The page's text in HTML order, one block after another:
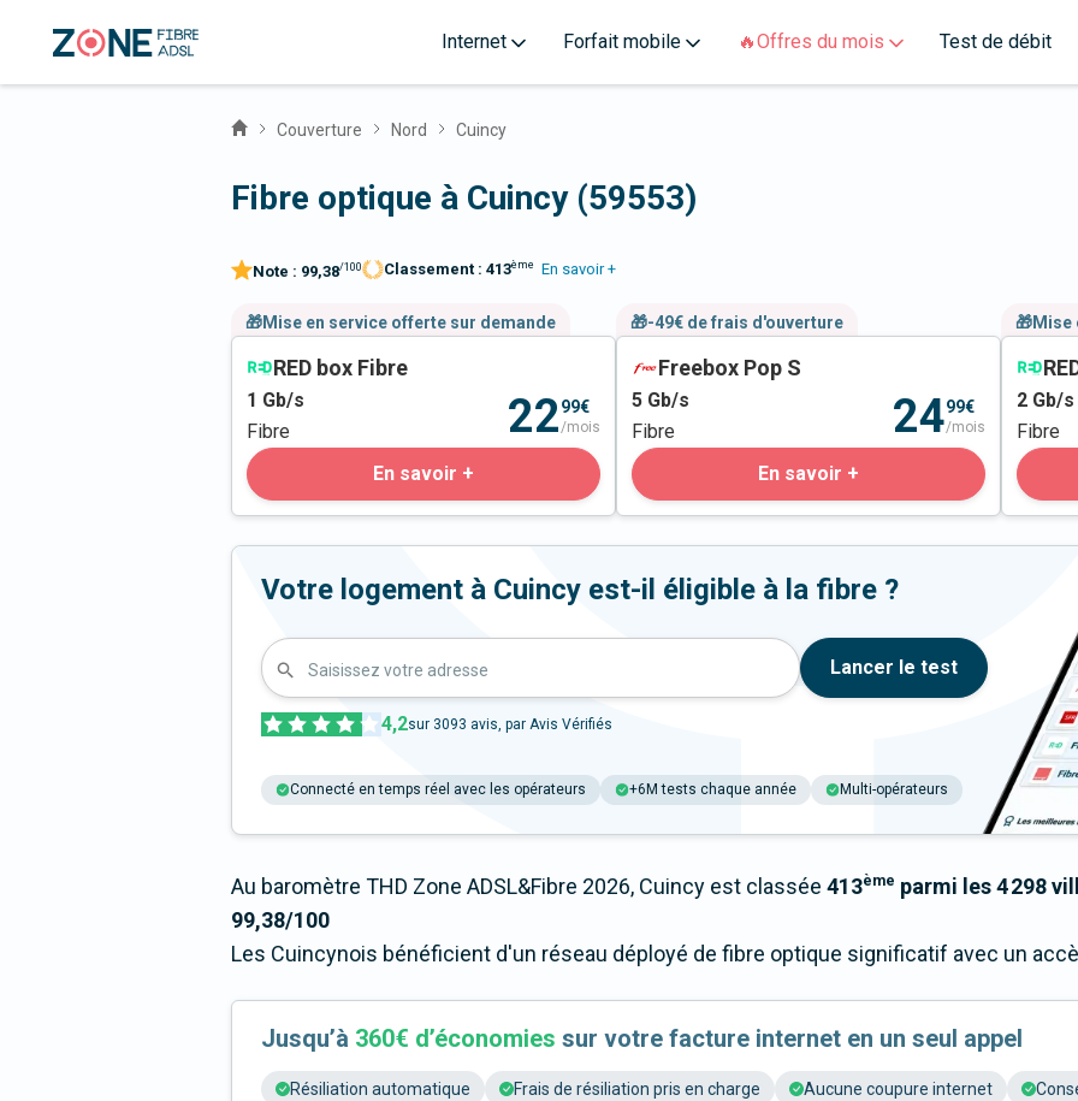
Internet Forfait mobile 🔥Offres du mois Test de débit
Couverture Nord Cuincy
Fibre optique à Cuincy (59553)
Note : 99,38/100 Classement : 413ème En savoir +
🎁Mise en service offerte sur demande
RED box Fibre
1 Gb/s
Fibre
2299€
/mois
En savoir +
🎁-49€ de frais d'ouverture
Freebox Pop S
5 Gb/s
Fibre
2499€
/mois
En savoir +
🎁Mise
2 Gb/s
Fibre
Votre logement à Cuincy est-il éligible à la fibre ?
Saisissez votre adresse Lancer le test
4,2sur 3093 avis, par Avis Vérifiés
Connecté en temps réel avec les opérateurs +6M tests chaque année Multi-opérateurs
Au baromètre THD Zone ADSL&Fibre 2026, Cuincy est classée 413ème parmi les 4 298
99,38/100
Les Cuincynois bénéficient d'un réseau déployé de fibre optique significatif avec un
Jusqu’à 360€ d’économies sur votre facture internet en un seul appel
Résiliation automatique Frais de résiliation pris en charge Aucune coupure internet